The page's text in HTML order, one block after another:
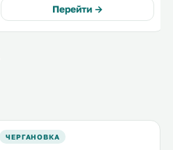
напрокат велосипед для поездок
по живописным окрестностям. .
Перейти →
ЧЕРГАНОВКА